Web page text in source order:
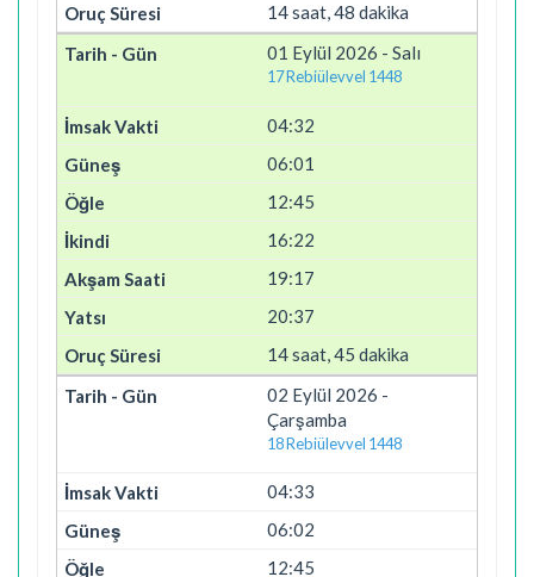
14 saat, 48 dakika
01 Eylül 2026 - Salı
17 Rebiülevvel 1448
04:32
06:01
12:45
16:22
19:17
20:37
14 saat, 45 dakika
02 Eylül 2026 -
Çarşamba
18 Rebiülevvel 1448
04:33
06:02
12:45